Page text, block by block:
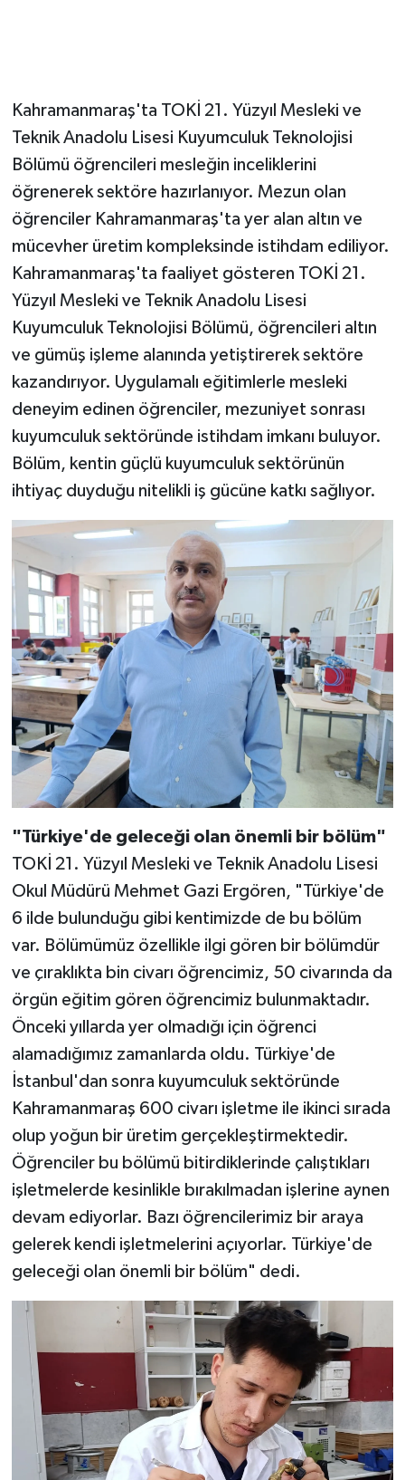
Kahramanmaraş'ta TOKİ 21. Yüzyıl Mesleki ve
Teknik Anadolu Lisesi Kuyumculuk Teknolojisi
Bölümü öğrencileri mesleğin inceliklerini
öğrenerek sektöre hazırlanıyor. Mezun olan
öğrenciler Kahramanmaraş'ta yer alan altın ve
mücevher üretim kompleksinde istihdam ediliyor.
Kahramanmaraş'ta faaliyet gösteren TOKİ 21.
Yüzyıl Mesleki ve Teknik Anadolu Lisesi
Kuyumculuk Teknolojisi Bölümü, öğrencileri altın
ve gümüş işleme alanında yetiştirerek sektöre
kazandırıyor. Uygulamalı eğitimlerle mesleki
deneyim edinen öğrenciler, mezuniyet sonrası
kuyumculuk sektöründe istihdam imkanı buluyor.
Bölüm, kentin güçlü kuyumculuk sektörünün
ihtiyaç duyduğu nitelikli iş gücüne katkı sağlıyor.
"Türkiye'de geleceği olan önemli bir bölüm"
TOKİ 21. Yüzyıl Mesleki ve Teknik Anadolu Lisesi
Okul Müdürü Mehmet Gazi Ergören, "Türkiye'de
6 ilde bulunduğu gibi kentimizde de bu bölüm
var. Bölümümüz özellikle ilgi gören bir bölümdür
ve çıraklıkta bin civarı öğrencimiz, 50 civarında da
örgün eğitim gören öğrencimiz bulunmaktadır.
Önceki yıllarda yer olmadığı için öğrenci
alamadığımız zamanlarda oldu. Türkiye'de
İstanbul'dan sonra kuyumculuk sektöründe
Kahramanmaraş 600 civarı işletme ile ikinci sırada
olup yoğun bir üretim gerçekleştirmektedir.
Öğrenciler bu bölümü bitirdiklerinde çalıştıkları
işletmelerde kesinlikle bırakılmadan işlerine aynen
devam ediyorlar. Bazı öğrencilerimiz bir araya
gelerek kendi işletmelerini açıyorlar. Türkiye'de
geleceği olan önemli bir bölüm" dedi.